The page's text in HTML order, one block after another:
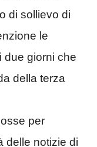
di sollievo di
le
due giorni che
della terza
per
delle notizie di